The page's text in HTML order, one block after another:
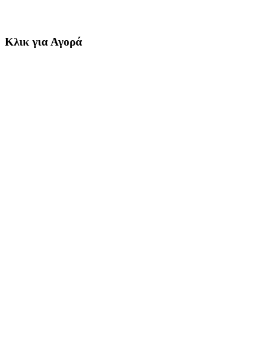
Κλικ για Αγορά